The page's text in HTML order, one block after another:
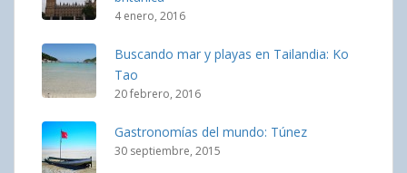
4 enero, 2016
Buscando mar y playas en Tailandia: Ko
Tao
20 febrero, 2016
Gastronomías del mundo: Túnez
30 septiembre, 2015